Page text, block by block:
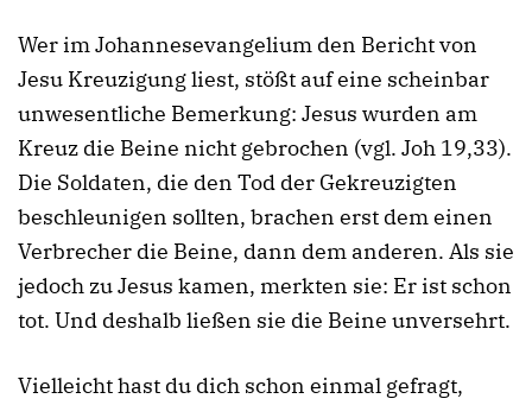
Wer im Johannesevangelium den Bericht von
Jesu Kreuzigung liest, stößt auf eine scheinbar
unwesentliche Bemerkung: Jesus wurden am
Kreuz die Beine nicht gebrochen (vgl. Joh 19,33).
Die Soldaten, die den Tod der Gekreuzigten
beschleunigen sollten, brachen erst dem einen
Verbrecher die Beine, dann dem anderen. Als sie
jedoch zu Jesus kamen, merkten sie: Er ist schon
tot. Und deshalb ließen sie die Beine unversehrt.
Vielleicht hast du dich schon einmal gefragt,